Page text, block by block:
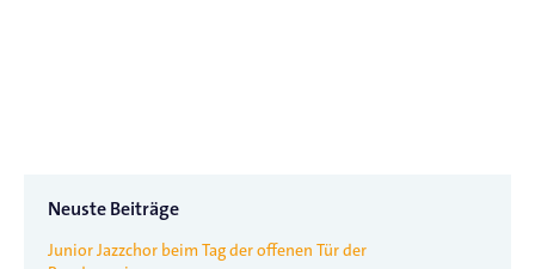
Neuste Beiträge
Junior Jazzchor beim Tag der offenen Tür der